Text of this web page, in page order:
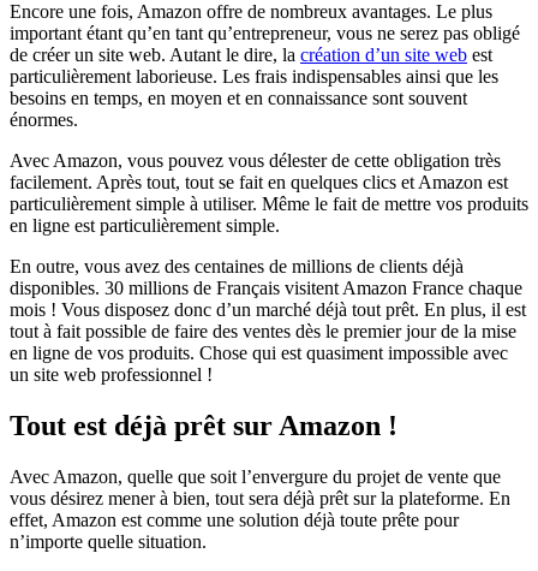
Encore une fois, Amazon offre de nombreux avantages. Le plus
important étant qu’en tant qu’entrepreneur, vous ne serez pas obligé
de créer un site web. Autant le dire, la création d’un site web est
particulièrement laborieuse. Les frais indispensables ainsi que les
besoins en temps, en moyen et en connaissance sont souvent
énormes.
Avec Amazon, vous pouvez vous délester de cette obligation très
facilement. Après tout, tout se fait en quelques clics et Amazon est
particulièrement simple à utiliser. Même le fait de mettre vos produits
en ligne est particulièrement simple.
En outre, vous avez des centaines de millions de clients déjà
disponibles. 30 millions de Français visitent Amazon France chaque
mois ! Vous disposez donc d’un marché déjà tout prêt. En plus, il est
tout à fait possible de faire des ventes dès le premier jour de la mise
en ligne de vos produits. Chose qui est quasiment impossible avec
un site web professionnel !
Tout est déjà prêt sur Amazon !
Avec Amazon, quelle que soit l’envergure du projet de vente que
vous désirez mener à bien, tout sera déjà prêt sur la plateforme. En
effet, Amazon est comme une solution déjà toute prête pour
n’importe quelle situation.